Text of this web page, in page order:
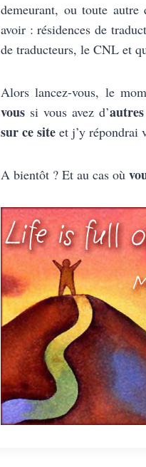
demeurant, ou toute autre
avoir : résidences de
de traducteurs, le CNL et
Alors lancez-vous, le
vous si vous avez d’
sur ce site et j’y répondrai
A bientôt ? Et au cas où